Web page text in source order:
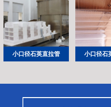
小口径石英直拉管 小口径石